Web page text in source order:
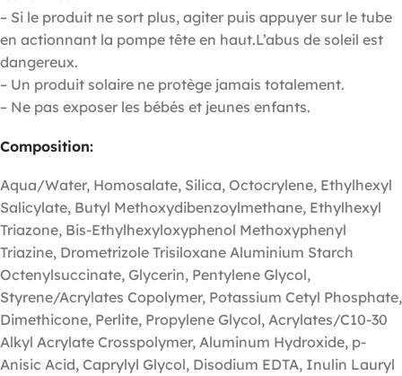
– Si le produit ne sort plus, agiter puis appuyer sur le tube
en actionnant la pompe tête en haut.L’abus de soleil est
dangereux.
– Un produit solaire ne protège jamais totalement.
– Ne pas exposer les bébés et jeunes enfants.
Composition:
Aqua/Water, Homosalate, Silica, Octocrylene, Ethylhexyl
Salicylate, Butyl Methoxydibenzoylmethane, Ethylhexyl
Triazone, Bis-Ethylhexyloxyphenol Methoxyphenyl
Triazine, Drometrizole Trisiloxane Aluminium Starch
Octenylsuccinate, Glycerin, Pentylene Glycol,
Styrene/Acrylates Copolymer, Potassium Cetyl Phosphate,
Dimethicone, Perlite, Propylene Glycol, Acrylates/C10-30
Alkyl Acrylate Crosspolymer, Aluminum Hydroxide, p-
Anisic Acid, Caprylyl Glycol, Disodium EDTA, Inulin Lauryl